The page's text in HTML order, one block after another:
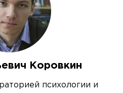
Коровкин
психологии и